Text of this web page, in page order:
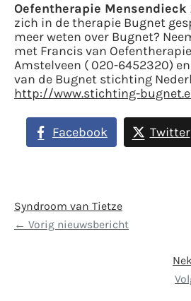
Oefentherapie Mensendieck
zich in de therapie Bugnet
meer weten over Bugnet?
met Francis van
Amstelveen ( 020-6452320)
van de Bugnet stichting
http://www.stichting-
Facebook Twitter
Syndroom van Tietze
Vorig nieuwsbericht